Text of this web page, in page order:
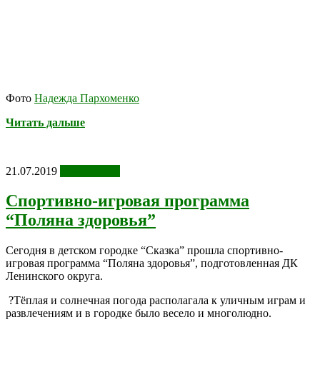
Фото Надежда Пархоменко
Читать дальше
21.07.2019
Спортивно-игровая программа
“Поляна здоровья”
Сегодня в детском городке “Сказка” прошла спортивно-
игровая программа “Поляна здоровья”, подготовленная ДК
Ленинского округа.
?Тёплая и солнечная погода располагала к уличным играм и
развлечениям и в городке было весело и многолюдно.